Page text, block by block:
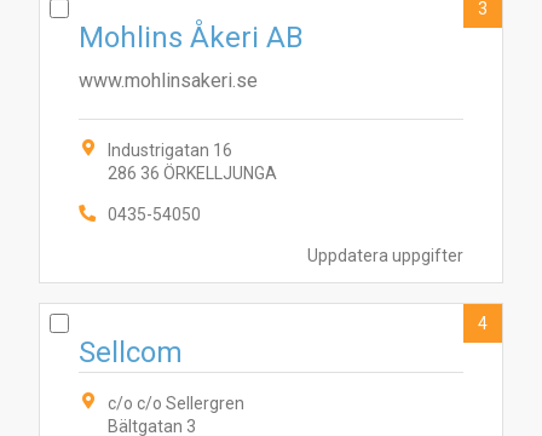
Uppdatera uppgifter
Mohlins Åkeri AB
www.mohlinsakeri.se
Industrigatan 16
286 36 ÖRKELLJUNGA
0435-54050
3
Sellcom
c/o c/o Sellergren
Bältgatan 3
4